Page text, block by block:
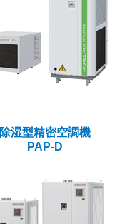
除湿型精密空調機
PAP-D